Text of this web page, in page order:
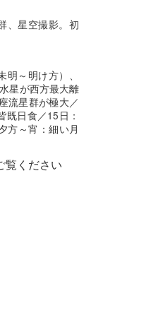
、星空撮影。初
～明け方）、
星が西方最大離
流星群が極大／
既日食／15日：
方～宵：細い月
覧ください